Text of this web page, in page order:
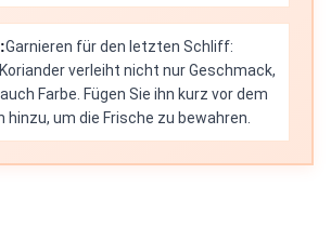
Garnieren für den letzten Schliff:
verleiht nicht nur Geschmack,
Farbe. Fügen Sie ihn kurz vor dem
hinzu, um die Frische zu bewahren.